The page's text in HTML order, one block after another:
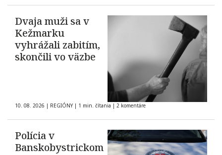
Dvaja muži sa v
Kežmarku
vyhrážali zabitím,
skončili vo väzbe
10. 08. 2026 | REGIÓNY | 1 min. čítania | 2 komentáre
Polícia v
Banskobystrickom